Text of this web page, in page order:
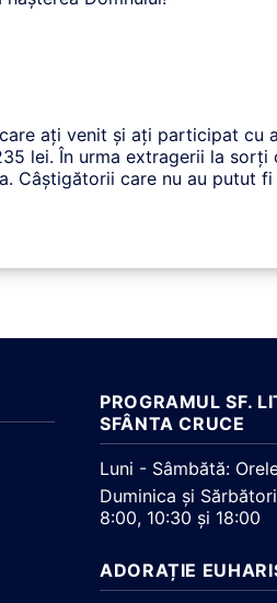
ați venit și ați participat
lei. În urma extragerii la
Câștigătorii care nu au
PROGRAMUL SF.
SFÂNTA CRUCE
Luni - Sâmbătă:
Duminica și
8:00, 10:30 și 18:00
ADORAȚIE